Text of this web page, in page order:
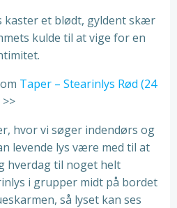
kaster et blødt, gyldent skær
kulde til at vige for en
Taper – Stearinlys Rød (24
>>
hvor vi søger indendørs og
levende lys være med til at
hverdag til noget helt
i grupper midt på bordet
så lyset kan ses